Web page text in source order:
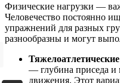
Физические нагрузки —
Человечество постоянно
упражнений для разных
разнообразны и могут
— глубина приседа и
движения. Этот